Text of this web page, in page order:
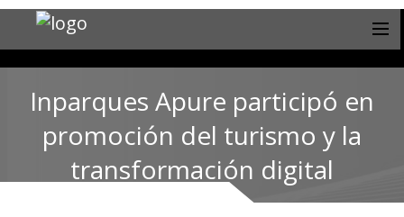
Inparques Apure participó en
promoción del turismo y la
transformación digital